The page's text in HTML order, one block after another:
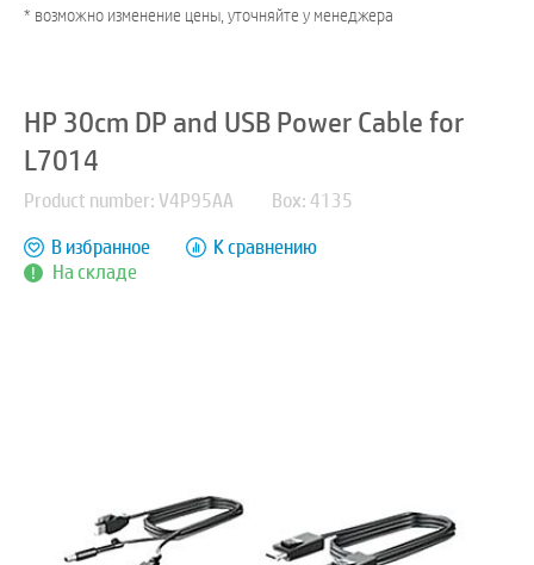
* возможно изменение цены, уточняйте у менеджера
HP 30cm DP and USB Power Cable for
L7014
Product number: V4P95AA Box: 4135
На складе
В избранное К сравнению